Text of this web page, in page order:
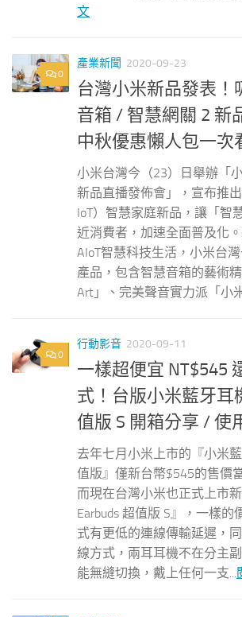
文
0
產業新聞 2020-09-23
台灣小米新品發表！
音箱 / 智慧網關 2 新
中秋優惠懶人包一次
小米台灣今（23）日舉辦「
新品直播發佈會」，宣布推
IoT）智慧家庭新品，讓「智
近消費者，加速全面普及化
AIoT智慧科技生活，小米台
產品，包含智慧音箱的藝術
Art」、完美聲音實力派「小
0
行動影音 2020-09-11
一樣超便宜 NT$545
式！台版小米藍牙耳
值版 S 開箱分享 / 使
去年七月小米上市的『小米
值版』僅新台幣$545的售價
而現在台灣小米也正式上市
Earbuds 超值版 S』，一樣的
式有更低的連線傳輸延遲，
線方式，兩耳耳機不在分主
能無縫切換，戴上任何一支...